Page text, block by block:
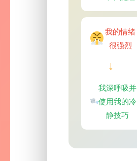
我的情绪
很强烈
→
我深呼吸并
使用我的冷
静技巧